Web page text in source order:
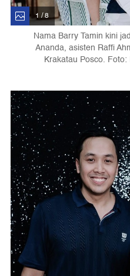
1 / 8
Nama Barry Tamin kini
Ananda, asisten Raffi
Krakatau Posco.